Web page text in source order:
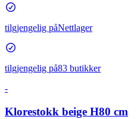
tilgjengelig påNettlager
tilgjengelig på83 butikker
-
Klorestokk beige H80 cm